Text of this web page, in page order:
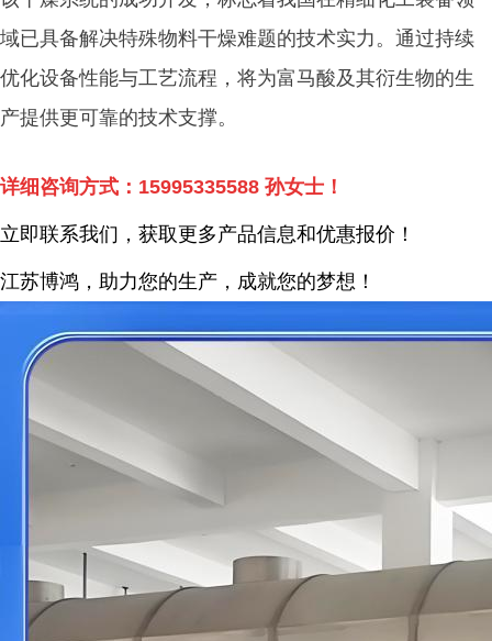
域已具备解决特殊物料干燥难题的技术实力。通过持续
优化设备性能与工艺流程，将为富马酸及其衍生物的生
产提供更可靠的技术支撑。
详细咨询方式： 15995335588 孙女士！
立即联系我们，获取更多产品信息和优惠报价！
江苏博鸿， 助力您的生产，成就您的梦想！